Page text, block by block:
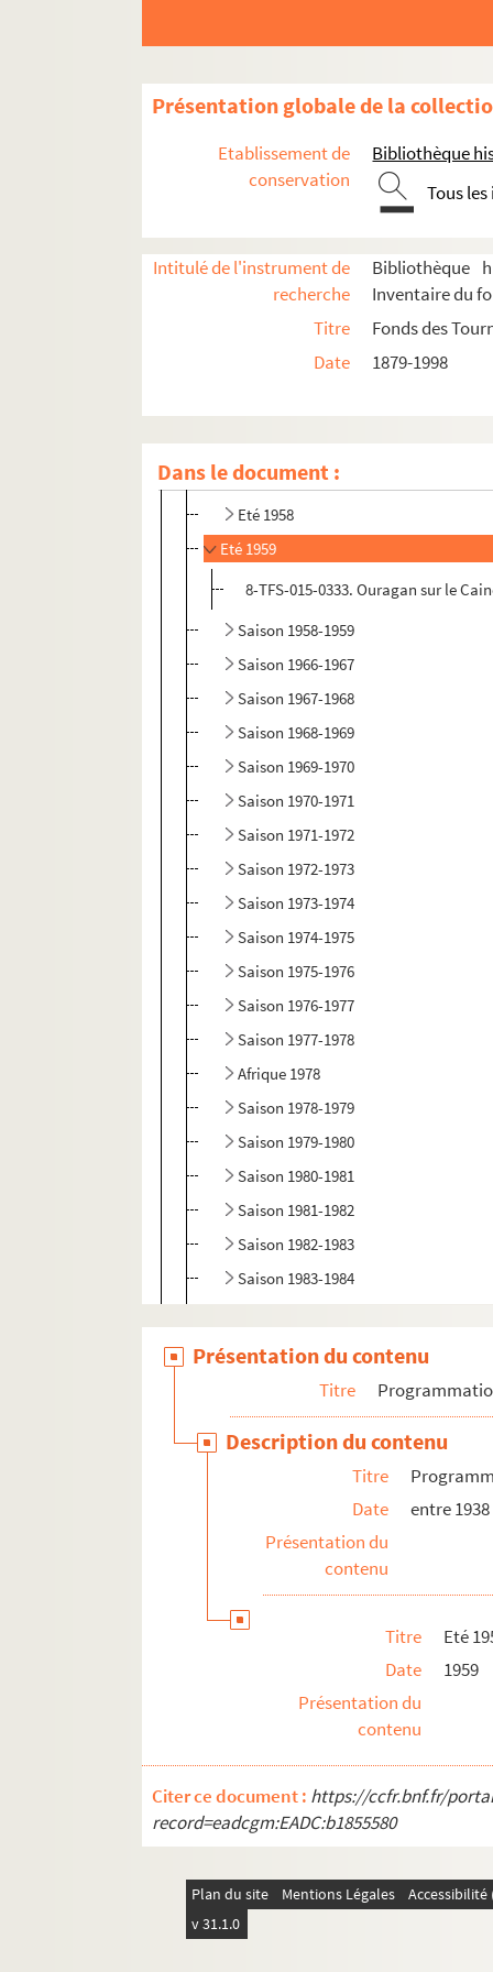
Présentation globale de la
Etablissement de
conservation
Bibliothèque
Tous
Intitulé de l'instrument de
recherche
Bibliothèque
Inventaire du
Titre
Fonds des
Date
1879-1998
Dans le document :
Eté 1952
Saison 1952-1953
Eté 1954
Eté 1955
Eté 1957
Saison 1956-1957
Saison 1957-1958
Eté 1958
Eté 1959
8-TFS-015-0333. Ouragan sur le
Saison 1958-1959
Saison 1966-1967
Saison 1967-1968
Saison 1968-1969
Saison 1969-1970
Saison 1970-1971
Saison 1971-1972
Saison 1972-1973
Saison 1973-1974
Saison 1974-1975
Saison 1975-1976
Saison 1976-1977
Saison 1977-1978
Afrique 1978
Saison 1978-1979
Saison 1979-1980
Saison 1980-1981
Saison 1981-1982
Saison 1982-1983
Saison 1983-1984
Saison 1985-1986
Saison 1986-1987
Relevés de mise en scène, textes et
Photographies de scènes et de décors
Photographies, portraits
Inventaire des archives Tournées Baret
Présentation du contenu
Titre
Description du contenu
Titre
Date
entre
Présentation du
contenu
Titre
Eté
Date
1959
Présentation du
contenu
Citer ce document : https://ccfr.bnf.fr/
record=eadcgm:EADC:b1855580
Plan du site Mentions Légales
v 31.1.0